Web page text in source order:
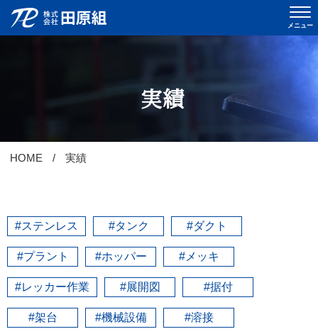
当社について
会社概要
採用情報
メニュー
実績
HOME 実績
#ステンレス #タンク #ダクト
#プラント #ホッパー #メッキ
#レッカー作業 #展開図 #据付
#架台 #機械設備 #溶接